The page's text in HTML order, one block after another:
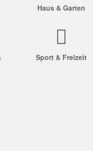
Haus & Garten
Sport & Freizeit